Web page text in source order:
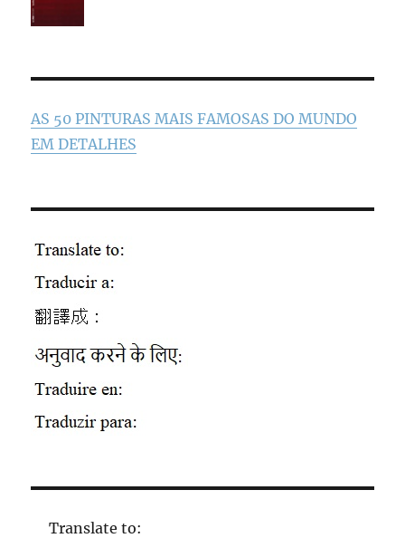
AS 50 PINTURAS MAIS FAMOSAS DO MUNDO
EM DETALHES
Translate to: